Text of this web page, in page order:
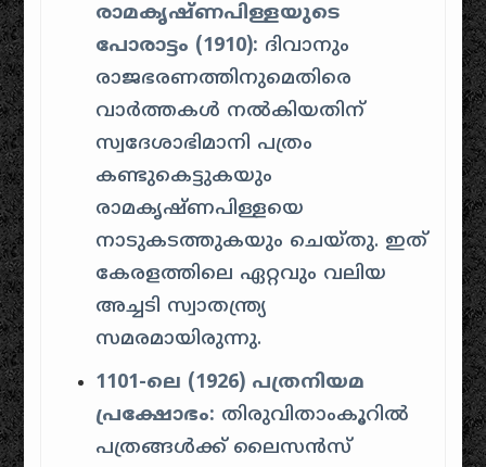
രാമകൃഷ്ണപിള്ളയുടെ
പോരാട്ടം (1910): ദിവാനും
രാജഭരണത്തിനുമെതിരെ
വാർത്തകൾ നൽകിയതിന്
സ്വദേശാഭിമാനി പത്രം
കണ്ടുകെട്ടുകയും
രാമകൃഷ്ണപിള്ളയെ
നാടുകടത്തുകയും ചെയ്തു. ഇത്
കേരളത്തിലെ ഏറ്റവും വലിയ
അച്ചടി സ്വാതന്ത്ര്യ
സമരമായിരുന്നു.
1101-ലെ (1926) പത്രനിയമ
പ്രക്ഷോഭം: തിരുവിതാംകൂറിൽ
പത്രങ്ങൾക്ക് ലൈസൻസ്